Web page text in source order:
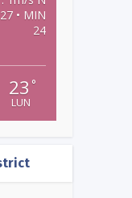
• MIN
24
23 °
LUN